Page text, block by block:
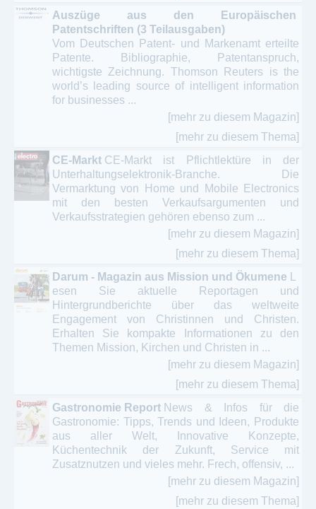
Auszüge aus den Europäischen
Patentschriften (3 Teilausgaben)
Vom Deutschen Patent- und Markenamt erteilte
Patente. Bibliographie, Patentanspruch,
wichtigste Zeichnung. Thomson Reuters is the
world’s leading source of intelligent information
for businesses ...
[mehr zu diesem Magazin]
[mehr zu diesem Thema]
CE-Markt CE-Markt ist Pflichtlektüre in der
Unterhaltungselektronik-Branche. Die
Vermarktung von Home und Mobile Electronics
mit den besten Verkaufsargumenten und
Verkaufsstrategien gehören ebenso zum ...
[mehr zu diesem Magazin]
[mehr zu diesem Thema]
Darum - Magazin aus Mission und Ökumene
esen Sie aktuelle Reportagen und
Hintergrundberichte über das weltweite
Engagement von Christinnen und Christen.
Erhalten Sie kompakte Informationen zu den
Themen Mission, Kirchen und Christen in ...
[mehr zu diesem Magazin]
[mehr zu diesem Thema]
Gastronomie Report News & Infos für die
Gastronomie: Tipps, Trends und Ideen, Produkte
aus aller Welt, Innovative Konzepte,
Küchentechnik der Zukunft, Service mit
Zusatznutzen und vieles mehr. Frech, offensiv, ...
[mehr zu diesem Magazin]
[mehr zu diesem Thema]